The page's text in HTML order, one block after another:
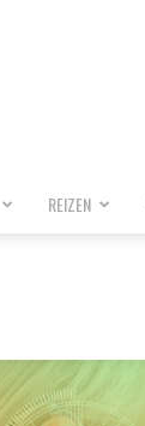
REIZEN